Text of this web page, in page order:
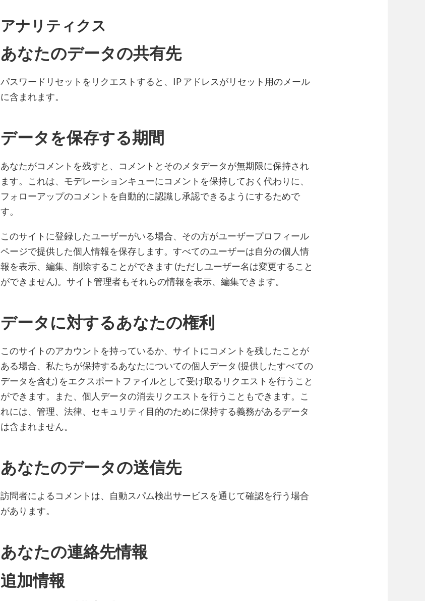
アナリティクス
あなたのデータの共有先
パスワードリセットをリクエストすると、IP アドレスがリセット用のメール
に含まれます。
データを保存する期間
あなたがコメントを残すと、コメントとそのメタデータが無期限に保持され
ます。これは、モデレーションキューにコメントを保持しておく代わりに、
フォローアップのコメントを自動的に認識し承認できるようにするためで
す。
このサイトに登録したユーザーがいる場合、その方がユーザープロフィール
ページで提供した個人情報を保存します。すべてのユーザーは自分の個人情
報を表示、編集、削除することができます (ただしユーザー名は変更すること
ができません)。サイト管理者もそれらの情報を表示、編集できます。
データに対するあなたの権利
このサイトのアカウントを持っているか、サイトにコメントを残したことが
ある場合、私たちが保持するあなたについての個人データ (提供したすべての
データを含む) をエクスポートファイルとして受け取るリクエストを行うこと
ができます。また、個人データの消去リクエストを行うこともできます。こ
れには、管理、法律、セキュリティ目的のために保持する義務があるデータ
は含まれません。
あなたのデータの送信先
訪問者によるコメントは、自動スパム検出サービスを通じて確認を行う場合
があります。
あなたの連絡先情報
追加情報